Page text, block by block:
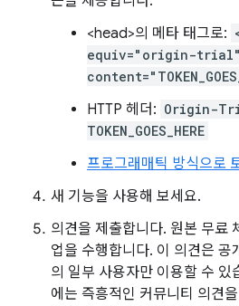
<head>의 메타 태그로:
equiv="origin-trial"
HTTP 헤더: Origin-
TOKEN_GOES_HERE
프로그래매틱 방식으로
새 기능을 사용해 보세요.
의견을 제출합니다. 원본 무료
업을 수행합니다. 이 의견은
의 일부 사용자만 이용할 수 있
에는 즉흥적인 커뮤니티 의견